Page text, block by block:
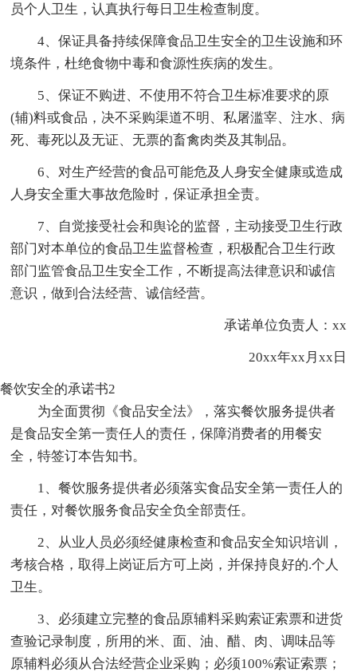
员个人卫生，认真执行每日卫生检查制度。
4、保证具备持续保障食品卫生安全的卫生设施和环
境条件，杜绝食物中毒和食源性疾病的发生。
5、保证不购进、不使用不符合卫生标准要求的原
(辅)料或食品，决不采购渠道不明、私屠滥宰、注水、病
死、毒死以及无证、无票的畜禽肉类及其制品。
6、对生产经营的食品可能危及人身安全健康或造成
人身安全重大事故危险时，保证承担全责。
7、自觉接受社会和舆论的监督，主动接受卫生行政
部门对本单位的食品卫生监督检查，积极配合卫生行政
部门监管食品卫生安全工作，不断提高法律意识和诚信
意识，做到合法经营、诚信经营。
承诺单位负责人：xx
20xx年xx月xx日
餐饮安全的承诺书2
为全面贯彻《食品安全法》，落实餐饮服务提供者
是食品安全第一责任人的责任，保障消费者的用餐安
全，特签订本告知书。
1、餐饮服务提供者必须落实食品安全第一责任人的
责任，对餐饮服务食品安全负全部责任。
2、从业人员必须经健康检查和食品安全知识培训，
考核合格，取得上岗证后方可上岗，并保持良好的.个人
卫生。
3、必须建立完整的食品原辅料采购索证索票和进货
查验记录制度，所用的米、面、油、醋、肉、调味品等
原辅料必须从合法经营企业采购；必须100%索证索票；